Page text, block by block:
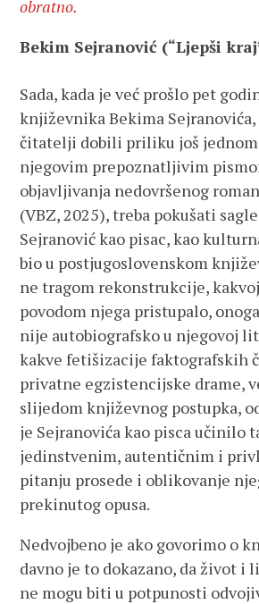
obratno.
Bekim Sejranović (“Ljepši
Sada, kada je već prošlo pet
književnika Bekima Sejranovića,
čitatelji dobili priliku još jednom
njegovim prepoznatljivim
objavljivanja nedovršenog
(VBZ, 2025), treba pokušati
Sejranović kao pisac, kao
bio u postjugoslovenskom
ne tragom rekonstrukcije,
povodom njega pristupalo,
nije autobiografsko u njegovoj
kakve fetišizacije faktografskih
privatne egzistencijske drame,
slijedom književnog postupka,
je Sejranovića kao pisca učinilo
jedinstvenim, autentičnim i
pitanju prosede i oblikovanje
prekinutog opusa.
Nedvojbeno je ako govorimo o
davno je to dokazano, da život i
ne mogu biti u potpunosti